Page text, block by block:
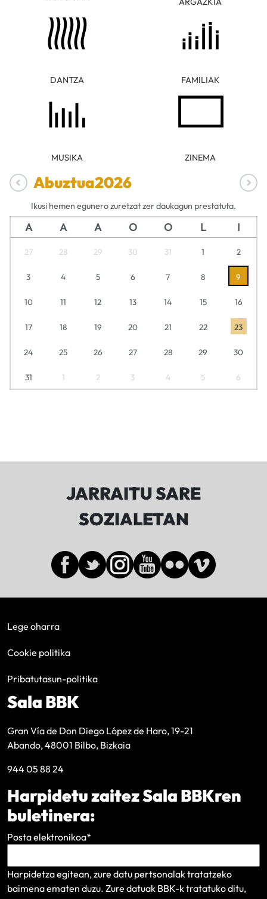
DANTZA FAMILIAK
MUSIKA ZINEMA
Abuztua2026
Ikusi hemen egunero zuretzat zer daukagun prestatuta.
A A A O O L I
27 28 29 30 31 1 2
3 4 5 6 7 8 9
10 11 12 13 14 15 16
17 18 19 20 21 22 23
24 25 26 27 28 29 30
31 1 2 3 4 5 6
JARRAITU SARE
SOZIALETAN
Lege oharra
Cookie politika
Pribatutasun-politika
Sala BBK
Gran Vía de Don Diego López de Haro, 19-21
Abando, 48001 Bilbo, Bizkaia
944 05 88 24
Harpidetu zaitez Sala BBKren
buletinera:
Posta elektronikoa*
Harpidetza egitean, zure datu pertsonalak tratatzeko
baimena ematen duzu. Zure datuak BBK-k tratatuko ditu,